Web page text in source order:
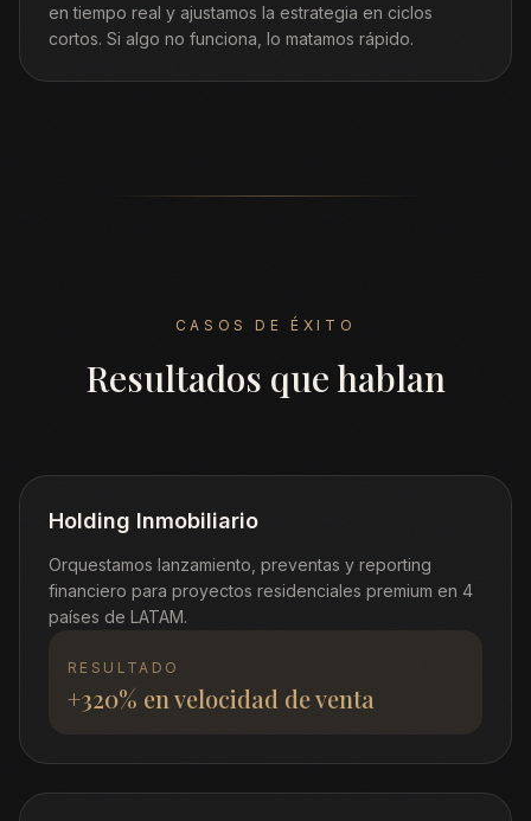
en tiempo real y ajustamos la estrategia en ciclos
cortos. Si algo no funciona, lo matamos rápido.
CASOS DE ÉXITO
Resultados que hablan
Holding Inmobiliario
Orquestamos lanzamiento, preventas y reporting
financiero para proyectos residenciales premium en 4
países de LATAM.
RESULTADO
+320% en velocidad de venta